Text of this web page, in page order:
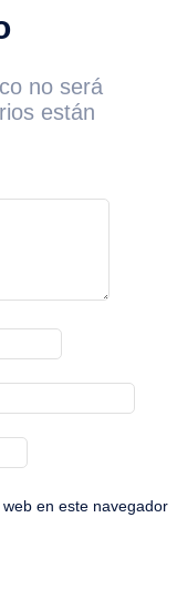
no será
están
en este navegador